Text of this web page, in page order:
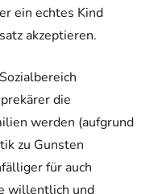
ein echtes Kind
akzeptieren.
die
werden (aufgrund
zu Gunsten
für auch
willentlich und